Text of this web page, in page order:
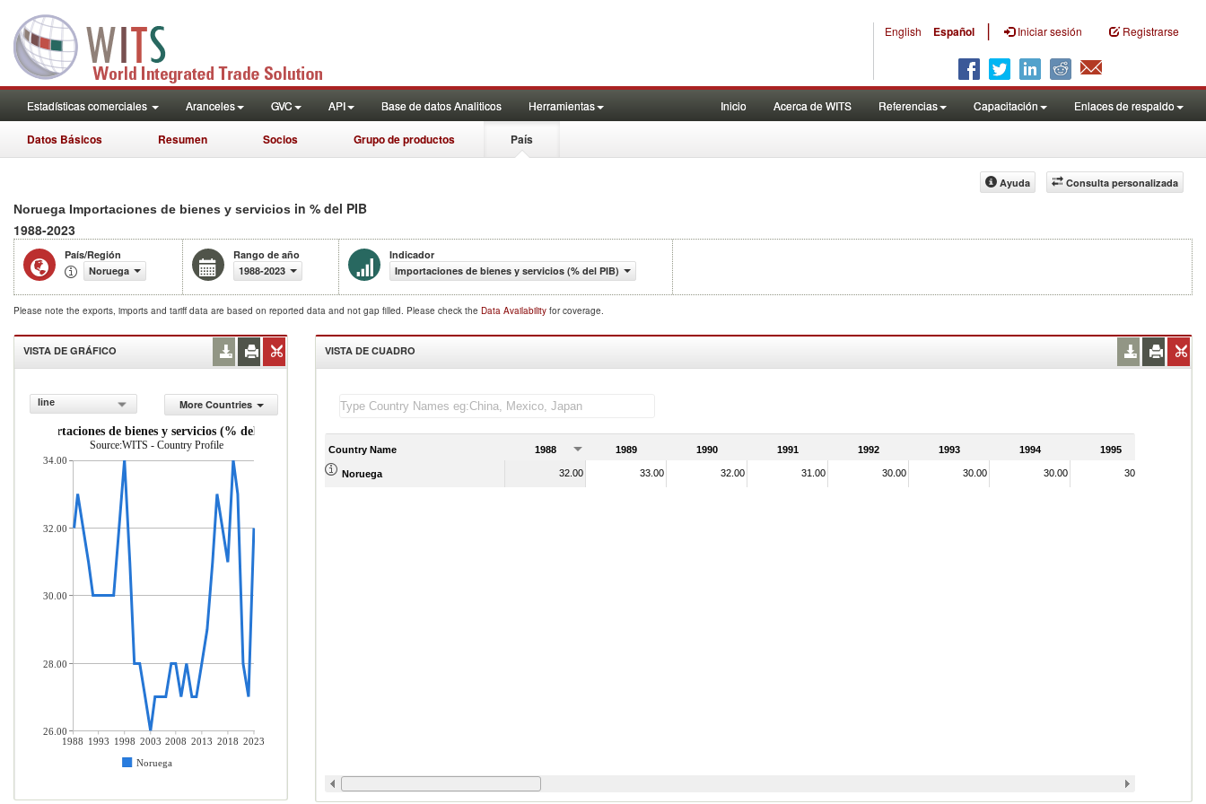
English Español | Iniciar sesión Registrarse
Estadísticas comerciales Aranceles GVC API Base de datos Analiticos Herramientas Inicio Acerca de WITS Referencias Capacitación Enlaces de respaldo
Datos Básicos Resumen Socios Grupo de productos País
Consulta personalizada
Ayuda
Noruega Importaciones de bienes y servicios in % del PIB
1988-2023
País/Región
Noruega
Rango de año
1988-2023
Indicador
Importaciones de bienes y servicios (% del PIB)
Please note the exports, imports and tariff data are based on reported data and not gap filled. Please check the Data Availability for coverage.
VISTA DE GRÁFICO
line
More Countries
Importaciones de bienes y servicios (% del PIB)
Source:WITS - Country Profile
1988 1993 1998 2003 2008 2013 2018 2023
Noruega
34.00
32.00
30.00
28.00
26.00
VISTA DE CUADRO
Country Name 1988 1989 1990 1991 1992 1993 1994 1995
Noruega 32.00 33.00 32.00 31.00 30.00 30.00 30.00 30.00